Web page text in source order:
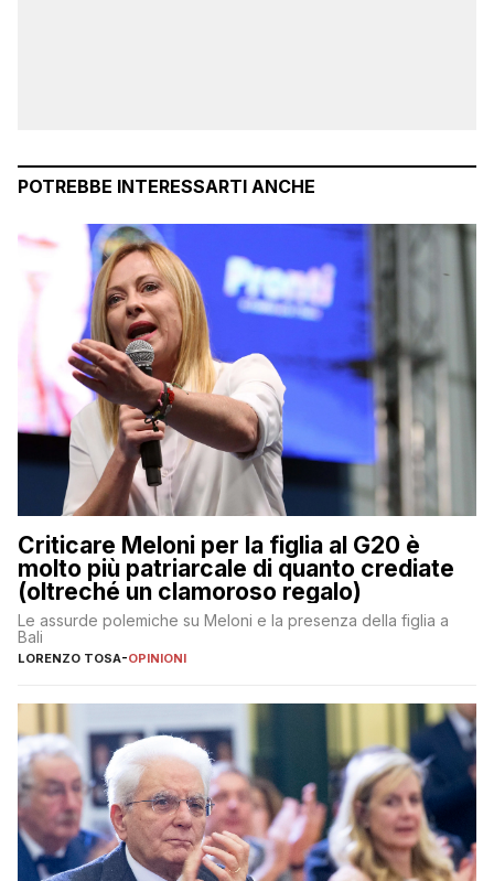
POTREBBE INTERESSARTI ANCHE
Criticare Meloni per la figlia al G20 è
molto più patriarcale di quanto crediate
(oltreché un clamoroso regalo)
Le assurde polemiche su Meloni e la presenza della figlia a
Bali
LORENZO TOSA-OPINIONI